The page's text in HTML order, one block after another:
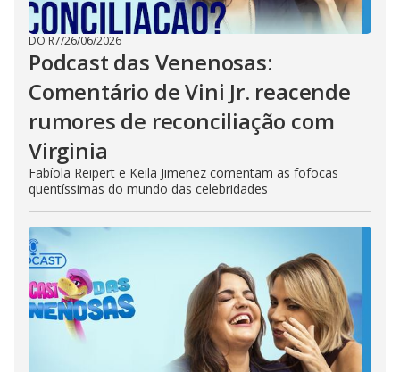
DO R7/26/06/2026
Podcast das Venenosas:
Comentário de Vini Jr. reacende
rumores de reconciliação com
Virginia
Fabíola Reipert e Keila Jimenez comentam as fofocas
quentíssimas do mundo das celebridades